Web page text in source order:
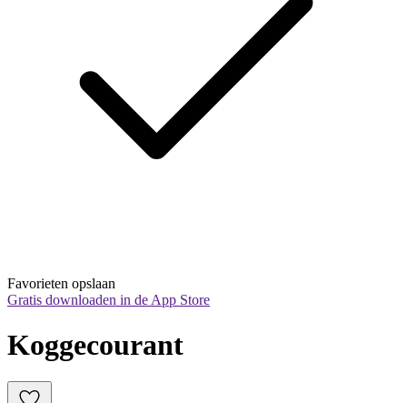
Favorieten opslaan
Gratis downloaden in de App Store
Koggecourant